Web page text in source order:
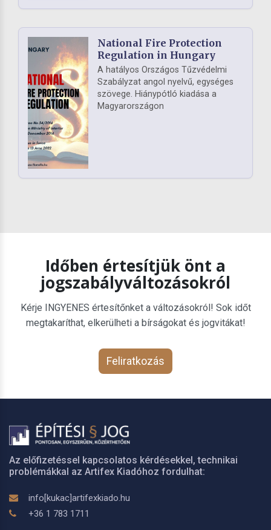
National Fire Protection
Regulation in Hungary
A hatályos Országos Tűzvédelmi
Szabályzat angol nyelvű, egységes
szövege. Hiánypótló kiadása a
Magyarországon
Időben értesítjük önt a
jogszabályváltozásokról
Kérje INGYENES értesítőnket a változásokról! Sok időt
megtakaríthat, elkerülheti a bírságokat és jogvitákat!
Feliratkozás
Az előfizetéssel kapcsolatos kérdésekkel, technikai
problémákkal az Artifex Kiadóhoz fordulhat:
info[kukac]artifexkiado.hu
+36 1 783 1711